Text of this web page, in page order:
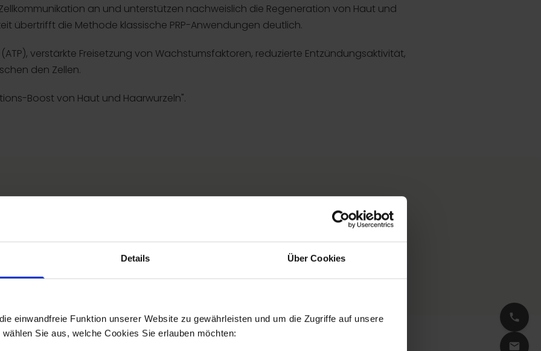
Details Über Cookies
einwandfreie Funktion unserer Website zu gewährleisten und um die Zugriffe auf unsere
Sie aus, welche Cookies Sie erlauben möchten:
an und unterstützen nachweislich die Regeneration von Haut und
übertrifft die Methode klassische PRP-Anwendungen deutlich.
verstärkte Freisetzung von Wachstumsfaktoren, reduzierte Entzündungsaktivität,
den Zellen.
Boost von Haut und Haarwurzeln".
wird aus Ihrem eigenen Blut gewonnen und enthält eine hohe Konzentration an
die Zellregeneration und wird seit Jahren in der Medizin eingesetzt.